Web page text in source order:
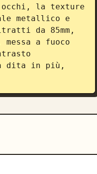
la texture
metallico e
da 85mm,
a fuoco
dita in più,